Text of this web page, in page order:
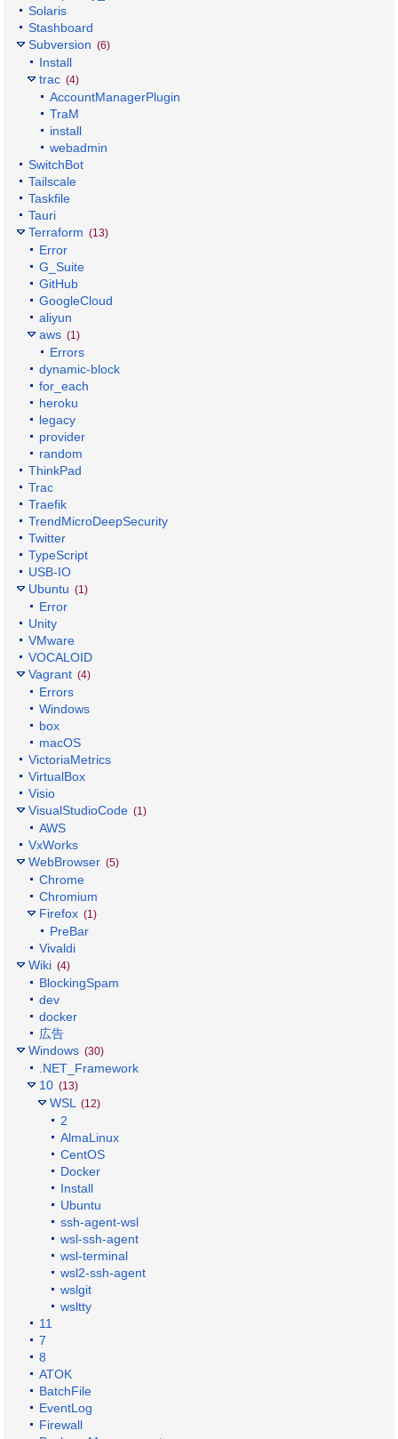
Solaris
Stashboard
Subversion (6)
Install
trac (4)
AccountManagerPlugin
TraM
install
webadmin
SwitchBot
Tailscale
Taskfile
Tauri
Terraform (13)
Error
G_Suite
GitHub
GoogleCloud
aliyun
aws (1)
Errors
dynamic-block
for_each
heroku
legacy
provider
random
ThinkPad
Trac
Traefik
TrendMicroDeepSecurity
Twitter
TypeScript
USB-IO
Ubuntu (1)
Error
Unity
VMware
VOCALOID
Vagrant (4)
Errors
Windows
box
macOS
VictoriaMetrics
VirtualBox
Visio
VisualStudioCode (1)
AWS
VxWorks
WebBrowser (5)
Chrome
Chromium
Firefox (1)
PreBar
Vivaldi
Wiki (4)
BlockingSpam
dev
docker
広告
Windows (30)
.NET_Framework
10 (13)
WSL (12)
2
AlmaLinux
CentOS
Docker
Install
Ubuntu
ssh-agent-wsl
wsl-ssh-agent
wsl-terminal
wsl2-ssh-agent
wslgit
wsltty
11
7
8
ATOK
BatchFile
EventLog
Firewall